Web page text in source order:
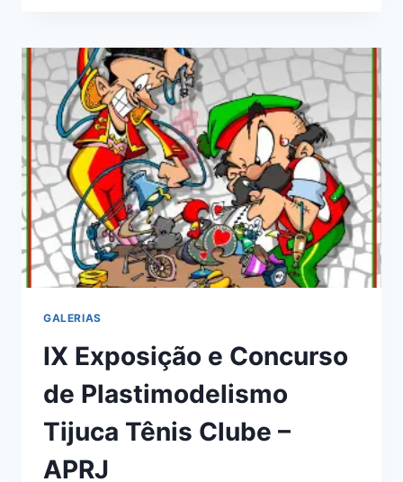
DE
PLASTIMODELISMO
TIJUCA
TÊNIS
CLUBE
–
APRJ
GALERIAS
IX Exposição e Concurso
de Plastimodelismo
Tijuca Tênis Clube –
APRJ